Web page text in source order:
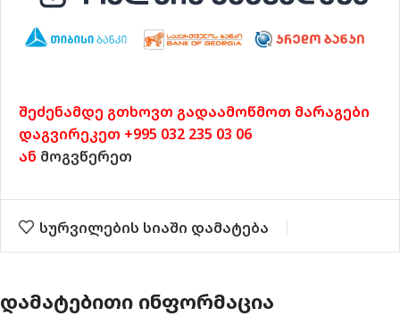
შეძენამდე გთხოვთ გადაამოწმოთ მარაგები
დაგვირეკეთ +995 032 235 03 06
ან მოგვწერეთ
სურვილების სიაში დამატება
ᲓᲐᲛᲐᲢᲔᲑᲘᲗᲘ ᲘᲜᲤᲝᲠᲛᲐᲪᲘᲐ